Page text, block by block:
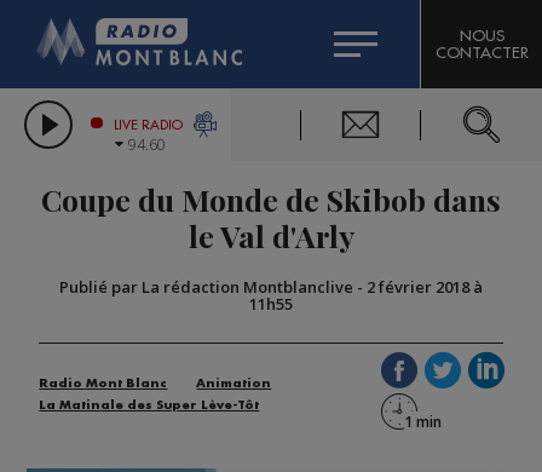
LES CHRONIQUES DE L'EXPERT
CITIZEN MACHINERY
GRAND MASSIF DOMAINES SKIABLES
BIGARD
COMPAGNIE DU MONT-BLANC
NOUS
CONTACTER
LIVE RADIO
94.60
Coupe du Monde de Skibob dans
le Val d'Arly
Publié par La rédaction Montblanclive - 2 février 2018 à
11h55
Radio Mont Blanc
Animation
La Matinale des Super Lève-Tôt